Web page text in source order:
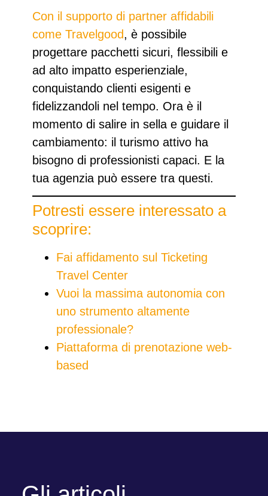
Con il supporto di partner affidabili
come Travelgood, è possibile
progettare pacchetti sicuri, flessibili e
ad alto impatto esperienziale,
conquistando clienti esigenti e
fidelizzandoli nel tempo. Ora è il
momento di salire in sella e guidare il
cambiamento: il turismo attivo ha
bisogno di professionisti capaci. E la
tua agenzia può essere tra questi.
Potresti essere interessato a
scoprire:
Fai affidamento sul Ticketing
Travel Center
Vuoi la massima autonomia con
uno strumento altamente
professionale?
Piattaforma di prenotazione web-
based